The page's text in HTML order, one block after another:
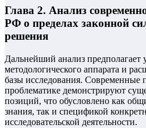
Глава 2. Анализ
РФ о пределах законной
решения
Дальнейший анализ предполагает
методологического аппарата и
базы исследования. Современные
проблематике демонстрируют
позиций, что обусловлено как
знания, так и спецификой
исследовательской деятельности.